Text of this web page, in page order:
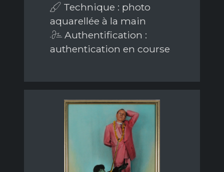
Technique : photo
aquarellée à la main
Authentification :
authentication en course